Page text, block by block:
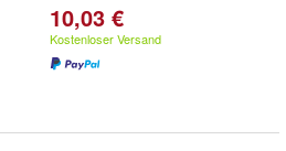
10,03 €
Kostenloser Versand